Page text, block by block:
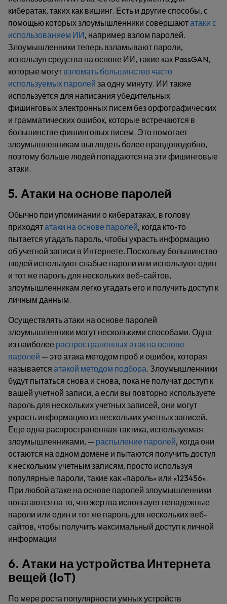
кибератак, таких как вишинг. Есть и другие способы, с
помощью которых злоумышленники совершаютатаки с
использованием ИИ, например взлом паролей.
Злоумышленники теперь взламывают пароли,
используя средства на основе ИИ, такие как PassGAN,
которые могут взломать большинство часто
используемых паролей за одну минуту. ИИ также
используется для написания убедительных
фишинговых электронных писем без орфографических
и грамматических ошибок, которые встречаются в
большинстве фишинговых писем. Это помогает
злоумышленникам выглядеть более правдоподобно,
поэтому больше людей попадаются на эти фишинговые
атаки.
5. Атаки на основе паролей
Обычно при упоминании о кибератаках, в голову
приходятатаки на основе паролей, когда кто-то
пытается угадать пароль, чтобы украсть информацию
об учетной записи в Интернете. Поскольку большинство
людей используют слабые пароли или используют один
и тот же пароль для нескольких веб-сайтов,
злоумышленникам легко угадать его и получить доступ к
личным данным.
Осуществлять атаки на основе паролей
злоумышленники могут несколькими способами. Одна
из наиболее распространенных атак на основе
паролей — это атака методом проб и ошибок, которая
называется атакой методом подбора. Злоумышленники
будут пытаться снова и снова, пока не получат доступ к
вашей учетной записи, а если вы повторно используете
пароль для нескольких учетных записей, они могут
украсть информацию из нескольких учетных записей.
Еще одна распространенная тактика, используемая
злоумышленниками, — распыление паролей, когда они
остаются на одном домене и пытаются получить доступ
к нескольким учетным записям, просто используя
популярные пароли, такие как «пароль» или «123456».
При любой атаке на основе паролей злоумышленники
полагаются на то, что жертва использует ненадежные
пароли или один и тот же пароль для нескольких веб-
сайтов, чтобы получить максимальный доступ к личной
информации.
6. Атаки на устройства Интернета
вещей (IoT)
По мере роста популярности умных устройств